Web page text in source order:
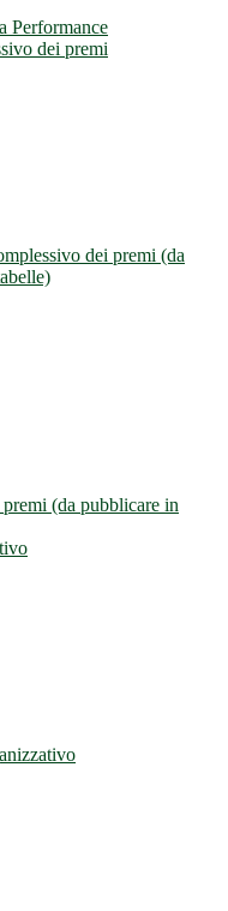
Performance
dei premi
dei premi (da
(da pubblicare in